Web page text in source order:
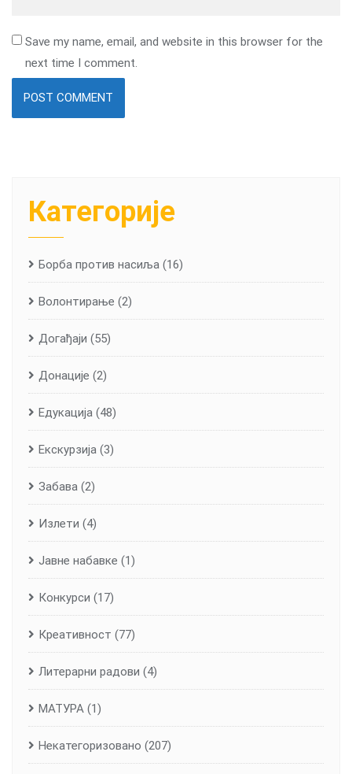
Save my name, email, and website in this browser for the
next time I comment.
Категорије
Борба против насиља (16)
Волонтирање (2)
Догађаји (55)
Донације (2)
Едукација (48)
Екскурзија (3)
Забава (2)
Излети (4)
Јавне набавке (1)
Конкурси (17)
Креативност (77)
Литерарни радови (4)
МАТУРА (1)
Некатегоризовано (207)